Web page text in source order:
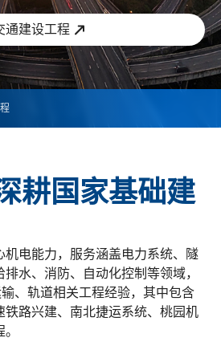
通建设工程
耕国家基础建
机电能力，服务涵盖电力系统、隧
水、消防、自动化控制等领域，
、轨道相关工程经验，其中包含
铁路兴建、南北捷运系统、桃园机